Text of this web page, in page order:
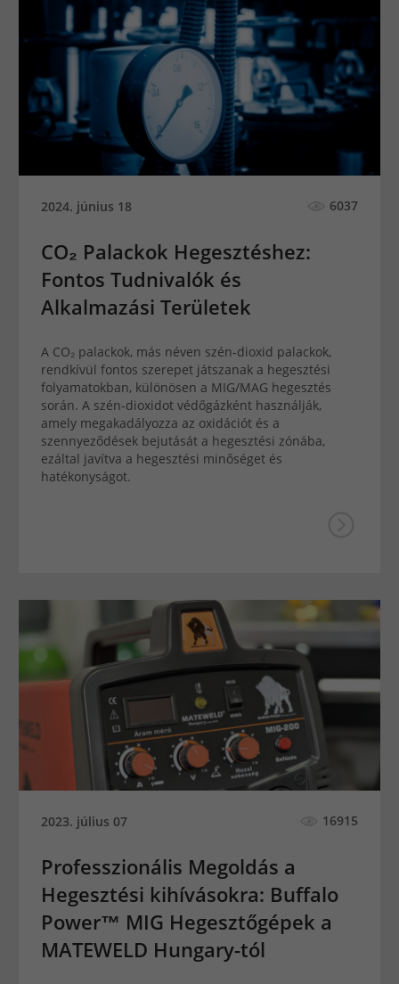
2024. június 18 6037
CO₂ Palackok Hegesztéshez:
Fontos Tudnivalók és
Alkalmazási Területek
A CO₂ palackok, más néven szén-dioxid palackok,
rendkívül fontos szerepet játszanak a hegesztési
folyamatokban, különösen a MIG/MAG hegesztés
során. A szén-dioxidot védőgázként használják,
amely megakadályozza az oxidációt és a
szennyeződések bejutását a hegesztési zónába,
ezáltal javítva a hegesztési minőséget és
hatékonyságot.
2023. július 07 16915
Professzionális Megoldás a
Hegesztési kihívásokra: Buffalo
Power™ MIG Hegesztőgépek a
MATEWELD Hungary-tól